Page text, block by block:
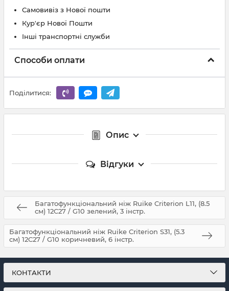
Самовивіз з Нової пошти
Кур'єр Нової Пошти
Інші транспортні служби
Способи оплати
Поділитися:
Опис
Відгуки
Багатофункціональний ніж Ruike Criterion L11, (8.5
см) 12C27 / G10 зелений, 3 інстр.
Багатофункціональний ніж Ruike Criterion S31, (5.3
см) 12C27 / G10 коричневий, 6 інстр.
КОНТАКТИ